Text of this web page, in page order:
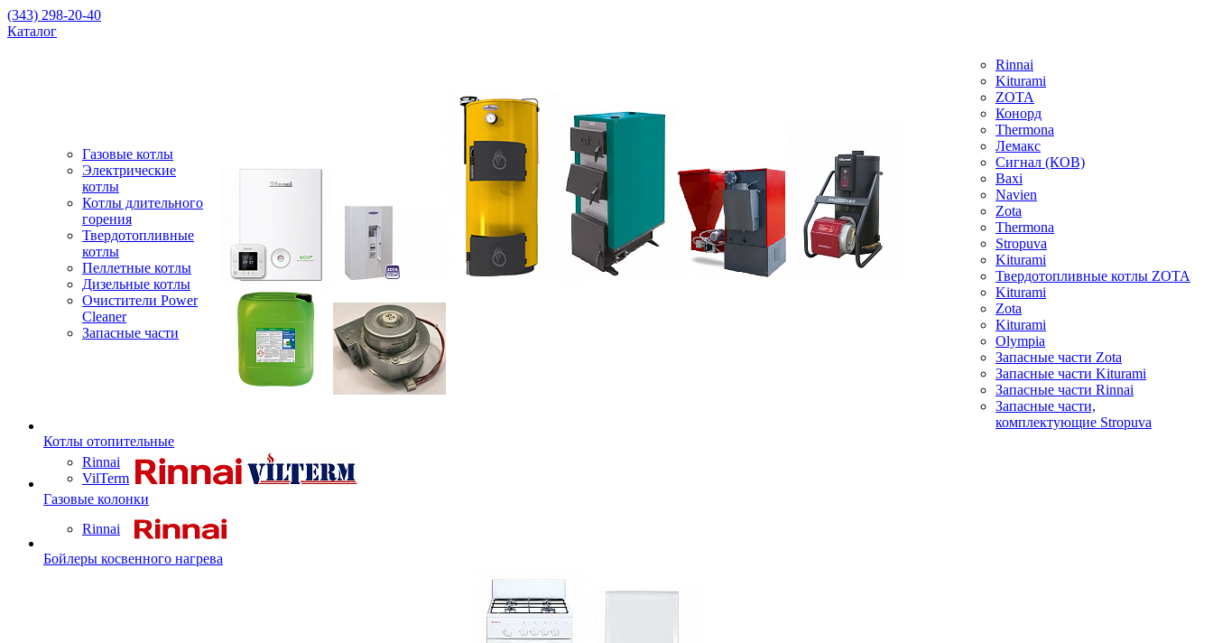
(343) 298-20-40
Каталог
Газовые котлы
Электрические
котлы
Котлы длительного
горения
Твердотопливные
котлы
Пеллетные котлы
Дизельные котлы
Очистители Power
Cleaner
Запасные части
Rinnai
Kiturami
ZOTA
Конорд
Thermona
Лемакс
Сигнал (КОВ)
Baxi
Navien
Zota
Thermona
Stropuva
Kiturami
Твердотопливные котлы ZOTA
Kiturami
Zota
Kiturami
Olympia
Запасные части Zota
Запасные части Kiturami
Запасные части Rinnai
Запасные части,
комплектующие Stropuva
Котлы отопительные
Rinnai
VilTerm
Газовые колонки
Rinnai
Бойлеры косвенного нагрева